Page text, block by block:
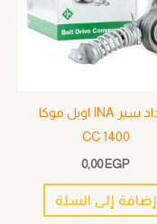
شداد سير INA اوبل موكا
1400 CC
0,00EGP
إضافة إلى السلة